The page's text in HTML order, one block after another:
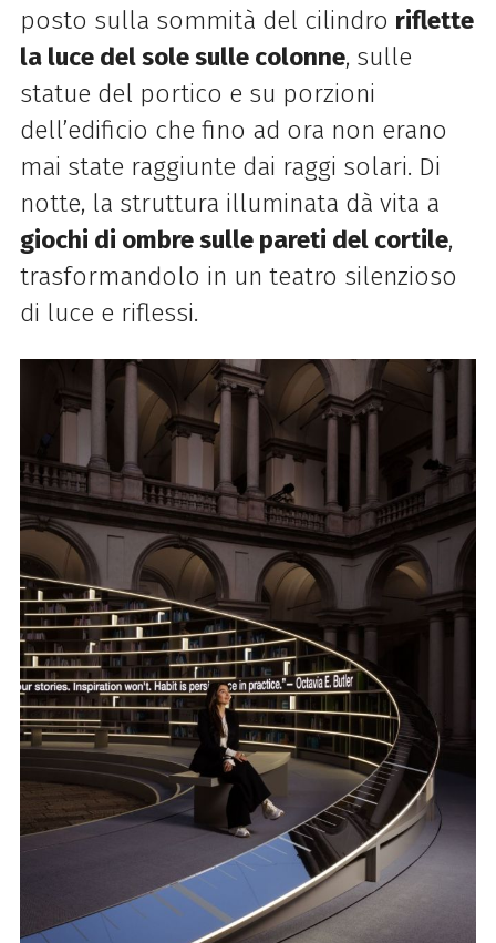
posto sulla sommità del cilindro riflette
la luce del sole sulle colonne, sulle
statue del portico e su porzioni
dell’edificio che fino ad ora non erano
mai state raggiunte dai raggi solari. Di
notte, la struttura illuminata dà vita a
giochi di ombre sulle pareti del cortile,
trasformandolo in un teatro silenzioso
di luce e riflessi.